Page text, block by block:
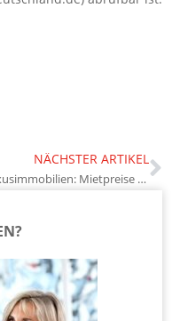
NÄCHSTER ARTIKEL
Luxusimmobilien: Mietpreise von fast 20.000 Euro pro Monat